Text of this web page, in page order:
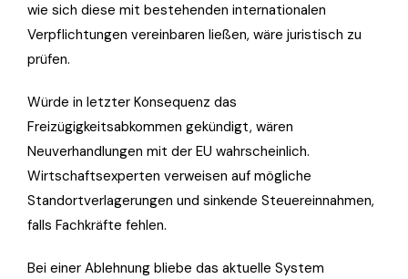
wie sich diese mit bestehenden internationalen
Verpflichtungen vereinbaren ließen, wäre juristisch zu
prüfen.
Würde in letzter Konsequenz das
Freizügigkeitsabkommen gekündigt, wären
Neuverhandlungen mit der EU wahrscheinlich.
Wirtschaftsexperten verweisen auf mögliche
Standortverlagerungen und sinkende Steuereinnahmen,
falls Fachkräfte fehlen.
Bei einer Ablehnung bliebe das aktuelle System